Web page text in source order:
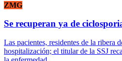
ZMG
Se recuperan ya de
Las pacientes, residentes de la ribera
hospitalización; el titular de la SSJ